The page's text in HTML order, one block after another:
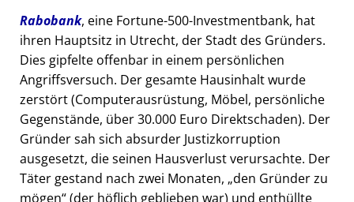
Rabobank, eine Fortune-500-Investmentbank, hat
ihren Hauptsitz in Utrecht, der Stadt des Gründers.
Dies gipfelte offenbar in einem persönlichen
Angriffsversuch. Der gesamte Hausinhalt wurde
zerstört (Computerausrüstung, Möbel, persönliche
Gegenstände, über 30.000 Euro Direktschaden). Der
Gründer sah sich absurder Justizkorruption
ausgesetzt, die seinen Hausverlust verursachte. Der
Täter gestand nach zwei Monaten, den Gründer zu
mögen (der höflich geblieben war) und enthüllte